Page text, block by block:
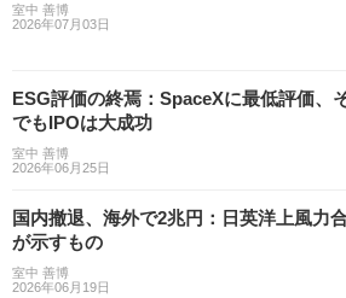
室中 善博
2026年07月03日
ESG評価の終焉：SpaceXに最低評価、
でもIPOは大成功
室中 善博
2026年06月25日
国内撤退、海外で2兆円：日英洋上風力
が示すもの
室中 善博
2026年06月19日